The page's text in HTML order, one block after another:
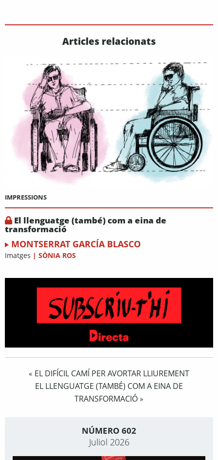
Articles relacionats
IMPRESSIONS
El llenguatge (també) com a eina de
transformació
MONTSERRAT GARCÍA BLASCO
Imatges | SÒNIA ROS
« EL DIFÍCIL CAMÍ PER AVORTAR LLIUREMENT
EL LLENGUATGE (TAMBÉ) COM A EINA DE
TRANSFORMACIÓ »
NÚMERO 602
Juliol 2026